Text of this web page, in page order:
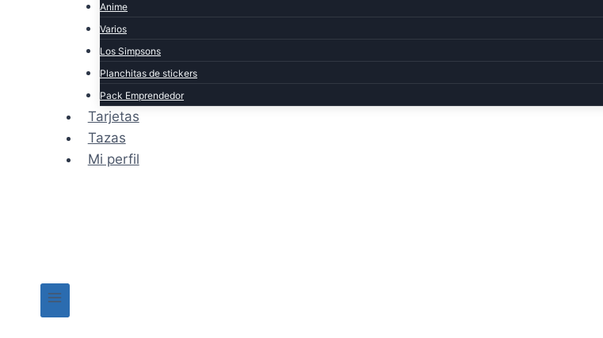
Anime
Varios
Los Simpsons
Planchitas de stickers
Pack Emprendedor
Tarjetas
Tazas
Mi perfil